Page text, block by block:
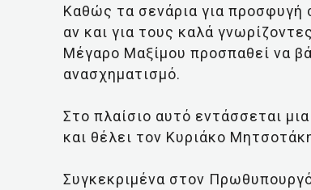
Καθώς τα σενάρια για προσφυγή
αν και για τους καλά
Μέγαρο Μαξίμου προσπαθεί να
ανασχηματισμό.
Στο πλαίσιο αυτό εντάσσεται
και θέλει τον Κυριάκο
Συγκεκριμένα στον